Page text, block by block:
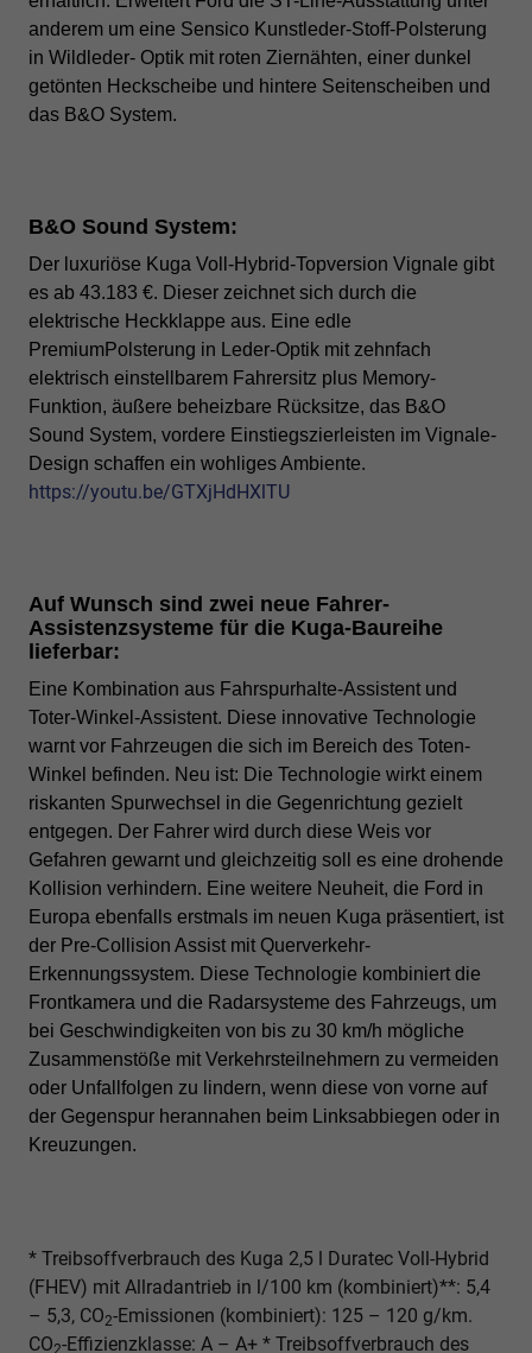
anderem um eine Sensico Kunstleder-Stoff-Polsterung
in Wildleder- Optik mit roten Ziernähten, einer dunkel
getönten Heckscheibe und hintere Seitenscheiben und
das B&O System.
B&O Sound System:
Der luxuriöse Kuga Voll-Hybrid-Topversion Vignale gibt
es ab 43.183 €. Dieser zeichnet sich durch die
elektrische Heckklappe aus. Eine edle
PremiumPolsterung in Leder-Optik mit zehnfach
elektrisch einstellbarem Fahrersitz plus Memory-
Funktion, äußere beheizbare Rücksitze, das B&O
Sound System, vordere Einstiegszierleisten im Vignale-
Design schaffen ein wohliges Ambiente.
https://youtu.be/GTXjHdHXlTU
Auf Wunsch sind zwei neue Fahrer-
Assistenzsysteme für die Kuga-Baureihe
lieferbar:
Eine Kombination aus Fahrspurhalte-Assistent und
Toter-Winkel-Assistent. Diese innovative Technologie
warnt vor Fahrzeugen die sich im Bereich des Toten-
Winkel befinden. Neu ist: Die Technologie wirkt einem
riskanten Spurwechsel in die Gegenrichtung gezielt
entgegen. Der Fahrer wird durch diese Weis vor
Gefahren gewarnt und gleichzeitig soll es eine drohende
Kollision verhindern. Eine weitere Neuheit, die Ford in
Europa ebenfalls erstmals im neuen Kuga präsentiert, ist
der Pre-Collision Assist mit Querverkehr-
Erkennungssystem. Diese Technologie kombiniert die
Frontkamera und die Radarsysteme des Fahrzeugs, um
bei Geschwindigkeiten von bis zu 30 km/h mögliche
Zusammenstöße mit Verkehrsteilnehmern zu vermeiden
oder Unfallfolgen zu lindern, wenn diese von vorne auf
der Gegenspur herannahen beim Linksabbiegen oder in
Kreuzungen.
* Treibsoffverbrauch des Kuga 2,5 l Duratec Voll-Hybrid
(FHEV) mit Allradantrieb in l/100 km (kombiniert)**: 5,4
– 5,3, CO2-Emissionen (kombiniert): 125 – 120 g/km.
CO2-Effizienzklasse: A – A+ * Treibsoffverbrauch des